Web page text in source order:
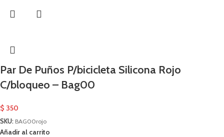
Par De Puños P/bicicleta Silicona Rojo
C/bloqueo – Bag00
$ 350
SKU: BAG00rojo
Añadir al carrito